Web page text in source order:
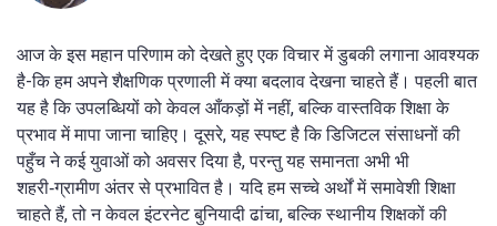
आज के इस महान परिणाम को देखते हुए एक विचार में डुबकी लगाना आवश्यक
है-कि हम अपने शैक्षणिक प्रणाली में क्या बदलाव देखना चाहते हैं। पहली बात
यह है कि उपलब्धियों को केवल आँकड़ों में नहीं, बल्कि वास्तविक शिक्षा के
प्रभाव में मापा जाना चाहिए। दूसरे, यह स्पष्ट है कि डिजिटल संसाधनों की
पहुँच ने कई युवाओं को अवसर दिया है, परन्तु यह समानता अभी भी
शहरी‑ग्रामीण अंतर से प्रभावित है। यदि हम सच्चे अर्थों में समावेशी शिक्षा
चाहते हैं, तो न केवल इंटरनेट बुनियादी ढांचा, बल्कि स्थानीय शिक्षकों की